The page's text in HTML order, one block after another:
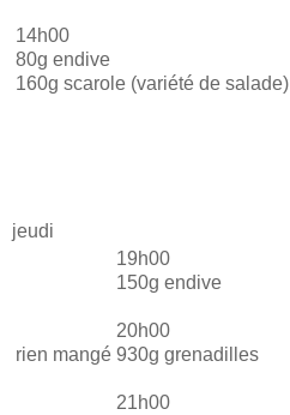
14h00
80g endive
160g scarole (variété de salade)
jeudi
rien mangé
19h00
150g endive
20h00
930g grenadilles
21h00